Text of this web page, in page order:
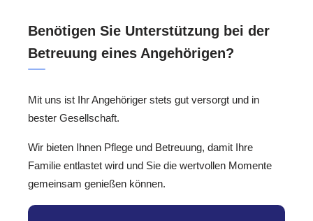
Benötigen Sie Unterstützung bei der
Betreuung eines Angehörigen?
Mit uns ist Ihr Angehöriger stets gut versorgt und in
bester Gesellschaft.
Wir bieten Ihnen Pflege und Betreuung, damit Ihre
Familie entlastet wird und Sie die wertvollen Momente
gemeinsam genießen können.